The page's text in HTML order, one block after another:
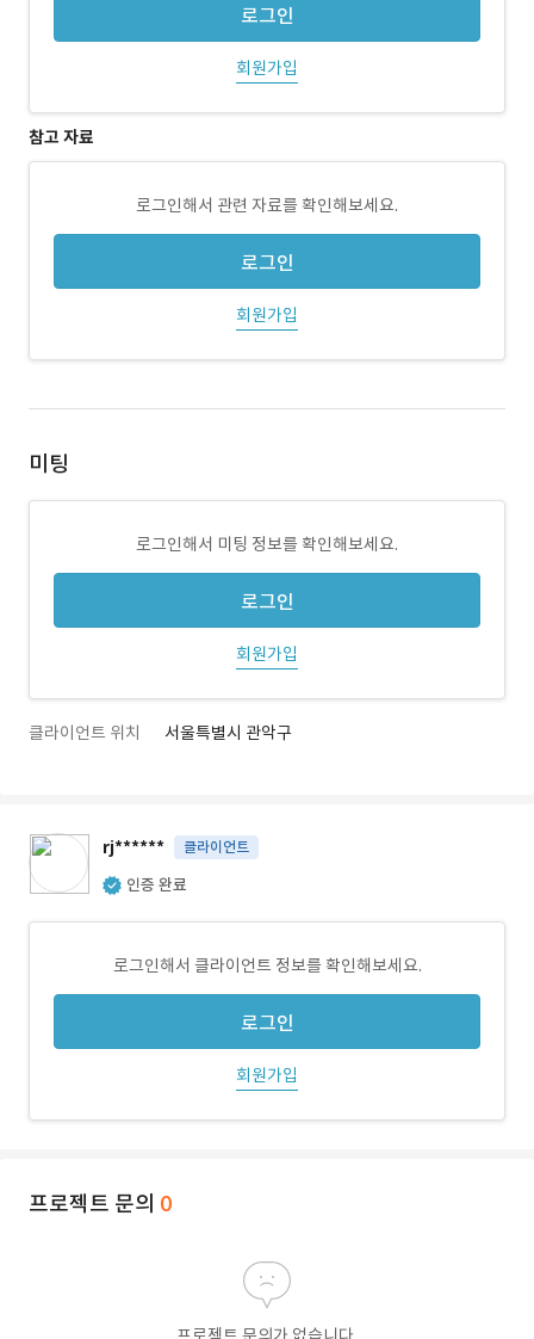
로그인
회원가입
참고 자료
로그인해서 관련 자료를 확인해보세요.
로그인
회원가입
미팅
로그인해서 미팅 정보를 확인해보세요.
로그인
회원가입
클라이언트 위치 서울특별시 관악구
rj****** 클라이언트
인증 완료
로그인해서 클라이언트 정보를 확인해보세요.
로그인
회원가입
프로젝트 문의 0